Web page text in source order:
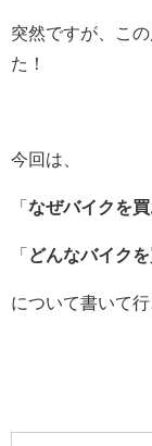
突然ですが、こ
た！
今回は、
「 なぜバイクを
「 どんなバイク
について書いて